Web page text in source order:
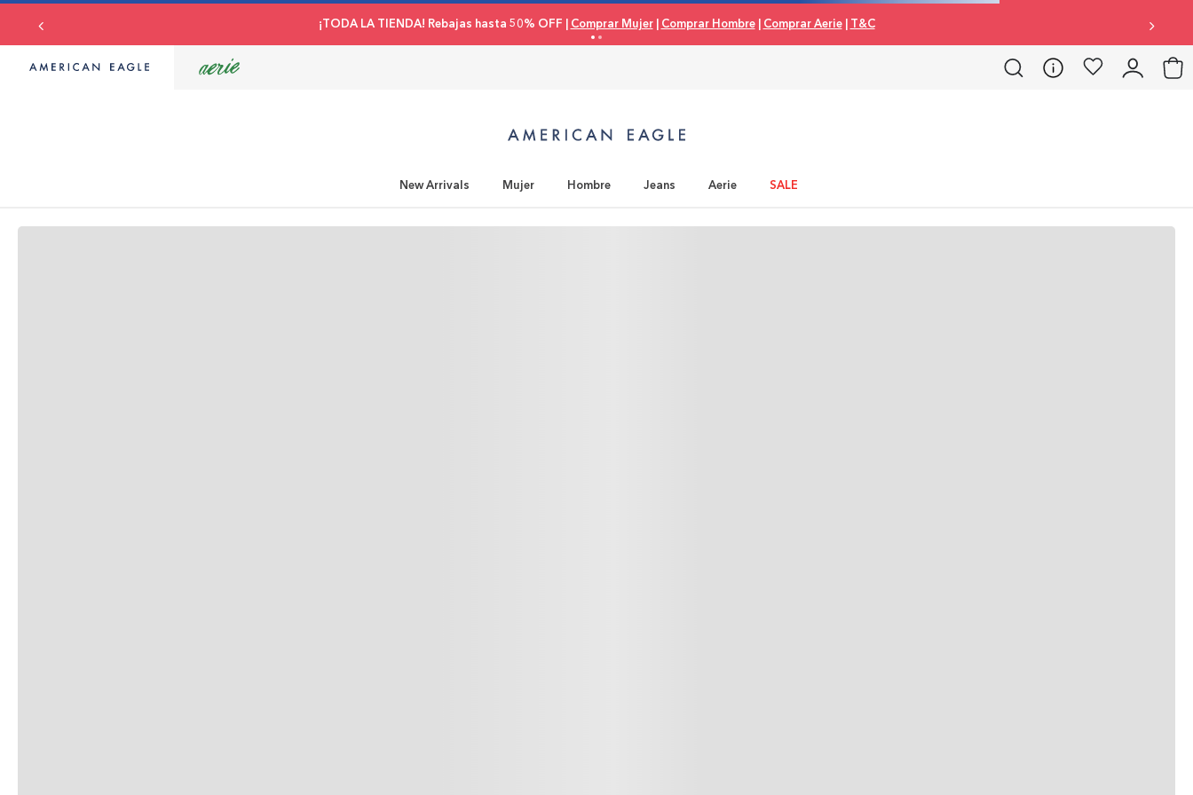
¡TODA LA TIENDA! Rebajas hasta 50% OFF | Comprar Mujer| Comprar Hombre| Comprar Aerie| T&C
New Arrivals Mujer Hombre Jeans Aerie SALE